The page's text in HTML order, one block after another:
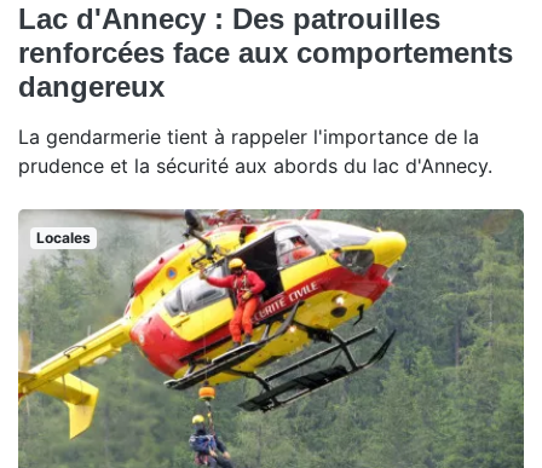
Lac d'Annecy : Des patrouilles
renforcées face aux comportements
dangereux
La gendarmerie tient à rappeler l'importance de la
prudence et la sécurité aux abords du lac d'Annecy.
Locales